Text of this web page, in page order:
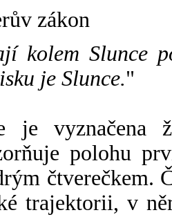
zákon
kolem Slunce
je Slunce."
je vyznačena
polohu
čtverečkem.
trajektorii, v